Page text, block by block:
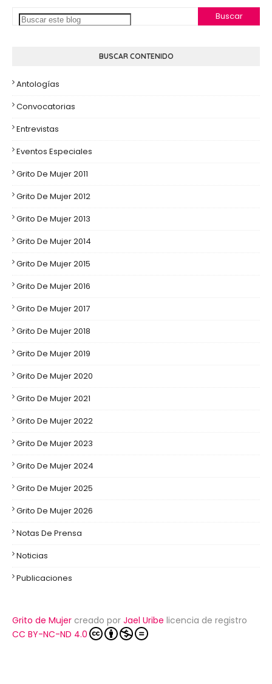
BUSCAR CONTENIDO
Antologías
Convocatorias
Entrevistas
Eventos Especiales
Grito De Mujer 2011
Grito De Mujer 2012
Grito De Mujer 2013
Grito De Mujer 2014
Grito De Mujer 2015
Grito De Mujer 2016
Grito De Mujer 2017
Grito De Mujer 2018
Grito De Mujer 2019
Grito De Mujer 2020
Grito De Mujer 2021
Grito De Mujer 2022
Grito De Mujer 2023
Grito De Mujer 2024
Grito De Mujer 2025
Grito De Mujer 2026
Notas De Prensa
Noticias
Publicaciones
Grito de Mujer creado por Jael Uribe licencia de registro
CC BY-NC-ND 4.0